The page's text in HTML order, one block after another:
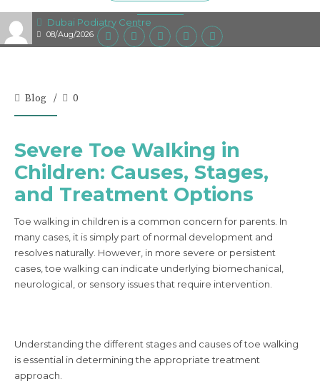
Dubai Podiatry Centre
08/Aug/2026
Blog 0
Severe Toe Walking in
Children: Causes, Stages,
and Treatment Options
Toe walking in children is a common concern for parents. In
many cases, it is simply part of normal development and
resolves naturally. However, in more severe or persistent
cases, toe walking can indicate underlying biomechanical,
neurological, or sensory issues that require intervention.
Understanding the different stages and causes of toe walking
is essential in determining the appropriate treatment
approach.